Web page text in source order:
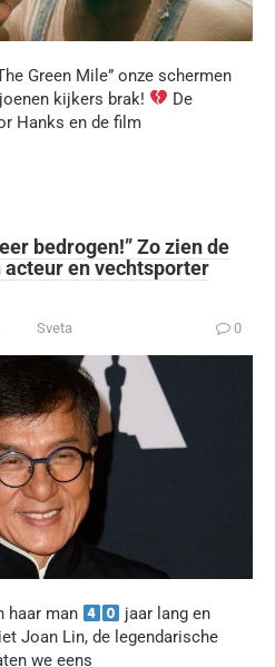
Green Mile” onze schermen
kijkers brak!
De
Hanks en de film
bedrogen!” Zo zien de
en vechtsporter
Sveta 0
haar man
jaar lang en
Joan Lin, de legendarische
we eens